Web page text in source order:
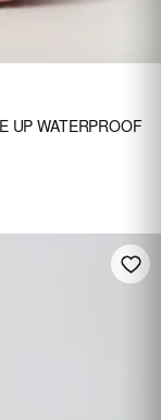
UP WATERPROOF